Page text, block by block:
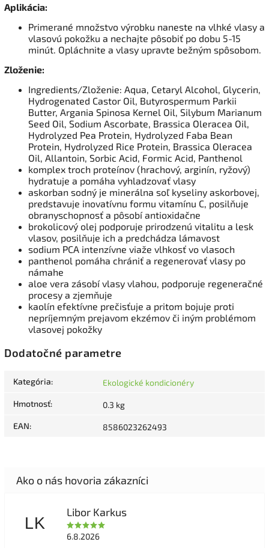
Aplikácia:
Primerané množstvo výrobku naneste na vlhké vlasy a
vlasovú pokožku a nechajte pôsobiť po dobu 5-15
minút. Opláchnite a vlasy upravte bežným spôsobom.
Zloženie:
Ingredients/Zloženie: Aqua, Cetaryl Alcohol, Glycerin,
Hydrogenated Castor Oil, Butyrospermum Parkii
Butter, Argania Spinosa Kernel Oil, Silybum Marianum
Seed Oil, Sodium Ascorbate, Brassica Oleracea Oil,
Hydrolyzed Pea Protein, Hydrolyzed Faba Bean
Protein, Hydrolyzed Rice Protein, Brassica Oleracea
Oil, Allantoin, Sorbic Acid, Formic Acid, Panthenol
komplex troch proteínov (hrachový, arginín, ryžový)
hydratuje a pomáha vyhladzovať vlasy
askorban sodný je minerálna soľ kyseliny askorbovej,
predstavuje inovatívnu formu vitamínu C, posilňuje
obranyschopnosť a pôsobí antioxidačne
brokolicový olej podporuje prirodzenú vitalitu a lesk
vlasov, posilňuje ich a predchádza lámavost
sodium PCA intenzívne viaže vlhkosť vo vlasoch
panthenol pomáha chrániť a regenerovať vlasy po
námahe
aloe vera zásobí vlasy vlahou, podporuje regeneračné
procesy a zjemňuje
kaolín efektívne prečisťuje a pritom bojuje proti
nepríjemným prejavom ekzémov či iným problémom
vlasovej pokožky
Dodatočné parametre
Kategória: Ekologické kondicionéry
Hmotnosť: 0.3 kg
EAN: 8586023262493
LK
Libor Karkus
6.8.2026